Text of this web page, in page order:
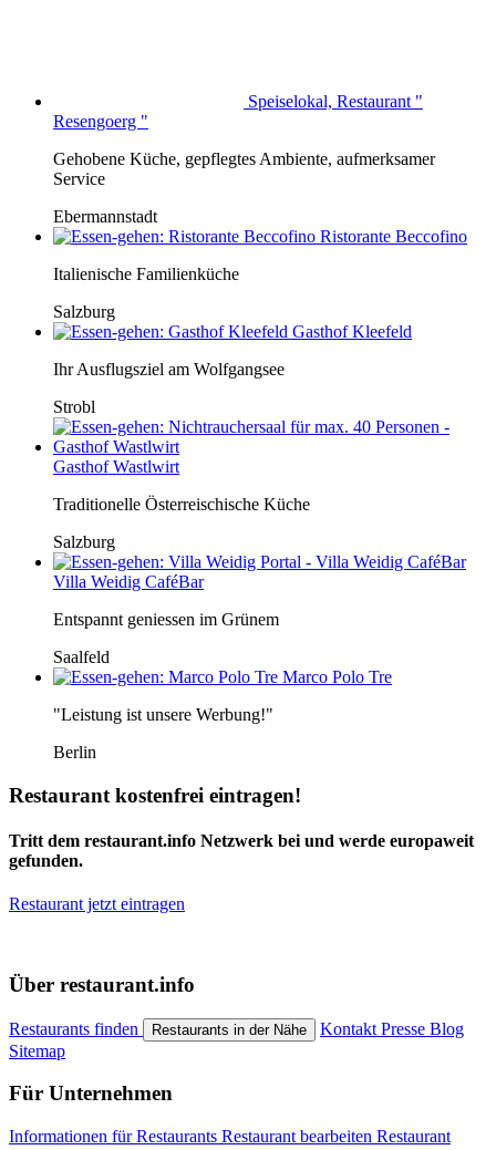
Speiselokal, Restaurant "
Resengoerg "
Gehobene Küche, gepflegtes Ambiente, aufmerksamer
Service
Ebermannstadt
Ristorante Beccofino
Italienische Familienküche
Salzburg
Gasthof Kleefeld
Ihr Ausflugsziel am Wolfgangsee
Strobl
Gasthof Wastlwirt
Traditionelle Österreischische Küche
Salzburg
Villa Weidig CaféBar
Entspannt geniessen im Grünem
Saalfeld
Marco Polo Tre
"Leistung ist unsere Werbung!"
Berlin
Restaurant kostenfrei eintragen!
Tritt dem restaurant.info Netzwerk bei und werde europaweit
gefunden.
Restaurant jetzt eintragen
Über restaurant.info
Restaurants finden Restaurants in der Nähe Kontakt Presse Blog
Sitemap
Für Unternehmen
Informationen für Restaurants Restaurant bearbeiten Restaurant